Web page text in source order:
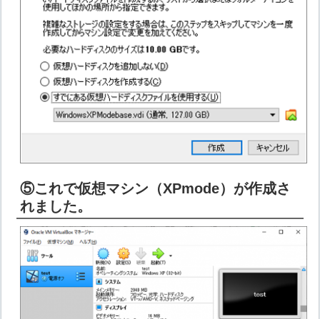
⑤これで仮想マシン（XPmode）が作成さ
れました。